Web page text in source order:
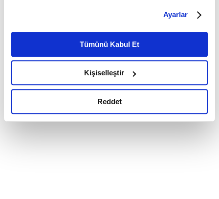
belirleyebilirsiniz. Çerezlere ilişkin detaylı bilgi için
Ayarlar butonuna tıklayabilir,Çerez Bilgilendirme
Metnimizi ziyaret edebilirsiniz.
6698 sayılı Kişisel Verilerin Korunması Kanunu uyarınca
okumak ve sitemizi ziyaretiniz kapsamında
gerçekleştirilen veri işleme faaliyetleri ile ilgili daha
detaylı bilgi almak için lütfentıklayınız.
Ayarlar
Tümünü Kabul Et
Kişiselleştir
Reddet